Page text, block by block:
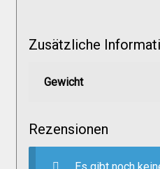
Impressum
Versandkosten
Widerruf
Zusätzliche
Gewicht
Rezensionen
Es gibt noch